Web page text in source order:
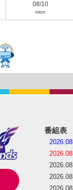
08/10
mon
番組表